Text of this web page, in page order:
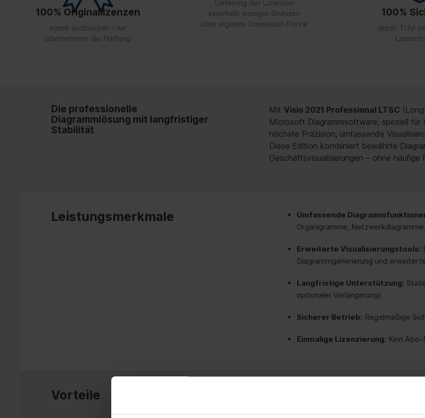
100% Originallizenzen
somit auditsicher – wir
übernehmen die Haftung
Lieferung der Lizenzen
innerhalb weniger Stunden
über eigenes Download-Portal
100%
durch TÜV-
Die professionelle
Diagrammlösung mit langfristiger
Stabilität
Mit Visio 2021 Professional LTSC
Microsoft Diagrammsoftware, speziell
höchste Präzision, umfassende
Diese Edition kombiniert bewährte
Geschäftsvisualisierungen – ohne häufige
Leistungsmerkmale Umfassende
Organigramme,
Erweiterte Visualisierungstools:
Diagrammgenerierung und
Langfristige Unterstützung:
optionaler Verlängerung)
Sicherer Betrieb: Regelmäßige
Einmalige Lizenzierung: Kein
Vorteile